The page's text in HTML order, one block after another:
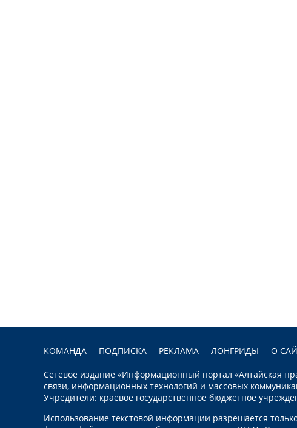
КОМАНДА ПОДПИСКА РЕКЛАМА ЛОНГРИДЫ О
Сетевое издание «Информационный портал «Алтайская
связи, информационных технологий и массовых
Учредители: краевое государственное бюджетное
Использование текстовой информации разрешается